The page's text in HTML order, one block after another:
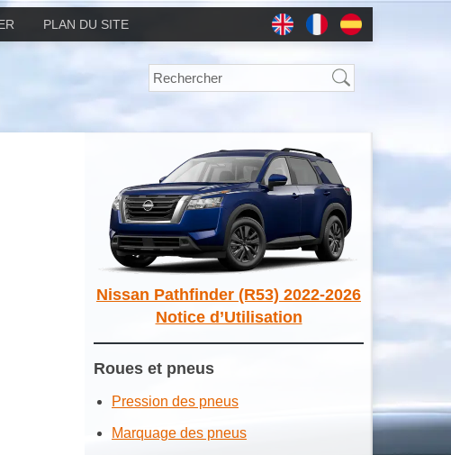
PLAN DU SITE
Nissan Pathfinder (R53) 2022-2026
Notice d’Utilisation
Roues et pneus
Pression des pneus
Marquage des pneus